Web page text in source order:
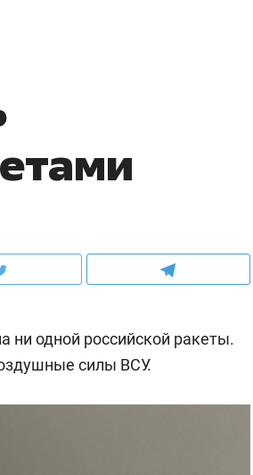
ни одной российской ракеты.
силы ВСУ.